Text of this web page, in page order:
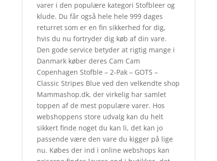
varer i den populære kategori Stofbleer og
klude. Du får også hele hele 999 dages
returret som er en fin sikkerhed for dig,
hvis du nu fortryder dig køb af din vare.
Den gode service betyder at rigtig mange i
Danmark køber deres Cam Cam
Copenhagen Stofble – 2-Pak – GOTS –
Classic Stripes Blue ved den velkendte shop
Mammashop.dk, der virkelig har samlet
toppen af de mest populære varer. Hos
webshoppens store udvalg kan du helt
sikkert finde noget du kan li, det kan jo
passende være den vare du kigger på lige
nu. Købes der ind i online webshops kan